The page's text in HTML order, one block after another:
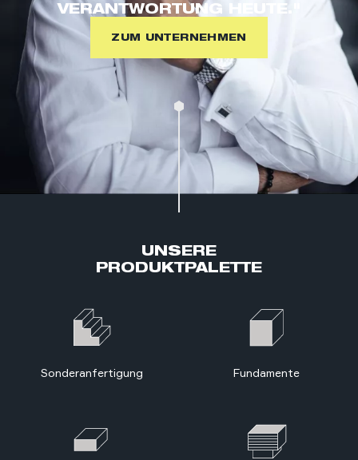
VERANTWORTUNG HEUTE."
ZUM UNTERNEHMEN
UNSERE
PRODUKT­PALETTE
Sonderanfertigung Fundamente